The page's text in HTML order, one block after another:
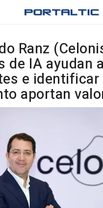
Ranz
de IA ayudan
e identificar
aportan